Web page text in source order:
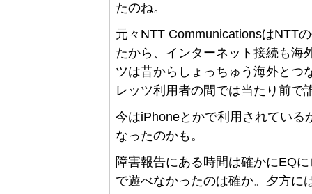
たのね。
元々NTT CommunicationsはNTT
たから、インターネット接続も海
ツは昔からしょっちゅう海外とつ
レッツ利用者の間では当たり前で
今はiPhoneとかで利用されている
なったのかも。
障害報告にある時間は確かにEQ
で遊べなかったのは確か。夕方に